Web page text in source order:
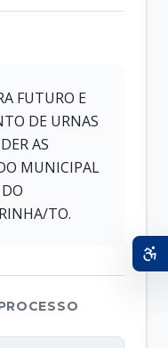
FUTURO E
DE URNAS
AS
MUNICIPAL
TO.